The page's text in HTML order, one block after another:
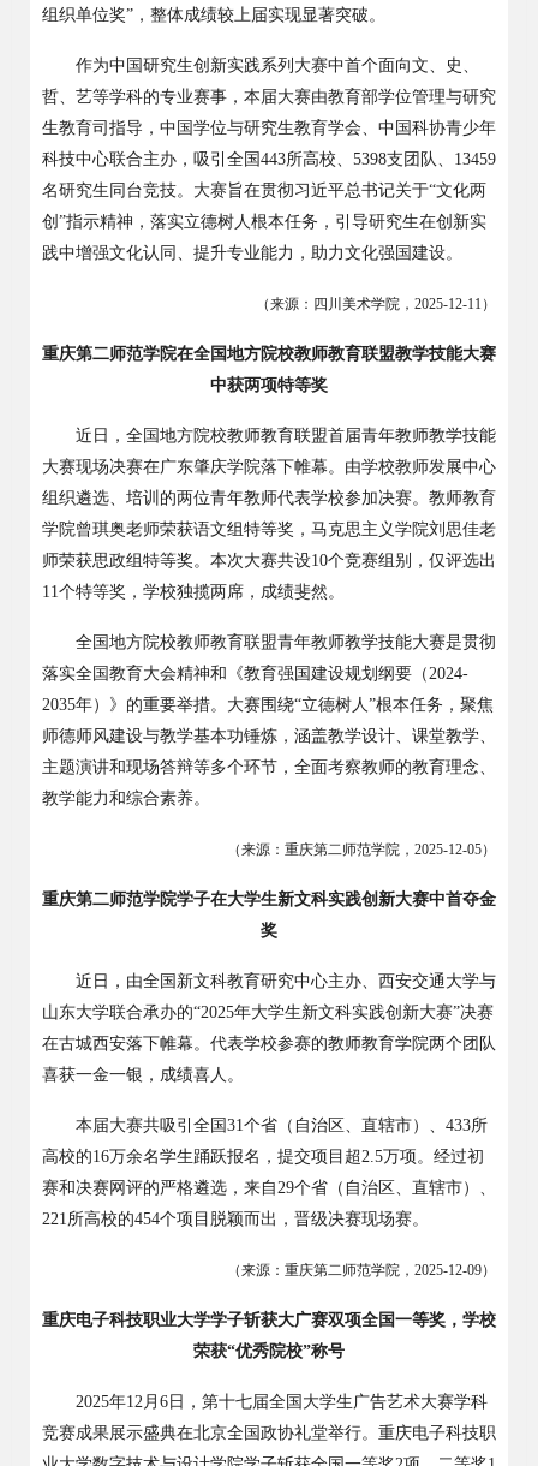
组织单位奖”，整体成绩较上届实现显著突破。
作为中国研究生创新实践系列大赛中首个面向文、史、
哲、艺等学科的专业赛事，本届大赛由教育部学位管理与研究
生教育司指导，中国学位与研究生教育学会、中国科协青少年
科技中心联合主办，吸引全国 443所高校、 5398支团队、 13459
名研究生同台竞技。大赛旨在贯彻习近平总书记关于“文化两
创”指示精神，落实立德树人根本任务，引导研究生在创新实
践中增强文化认同、提升专业能力，助力文化强国建设。
（来源：四川美术学院， 2025-12-11 ）
重庆第二师范学院在全国地方院校教师教育联盟教学技能大赛
中获两项特等奖
近日，全国地方院校教师教育联盟首届青年教师教学技能
大赛现场决赛在广东肇庆学院落下帷幕。由学校教师发展中心
组织遴选、培训的两位青年教师代表学校参加决赛。教师教育
学院曾琪奥老师荣获语文组特等奖，马克思主义学院刘思佳老
师荣获思政组特等奖。本次大赛共设10个竞赛组别，仅评选出
11个特等奖，学校独揽两席，成绩斐然。
全国地方院校教师教育联盟青年教师教学技能大赛是贯彻
落实全国教育大会精神和《教育强国建设规划纲要（2024-
2035年）》的重要举措。大赛围绕“立德树人”根本任务，聚焦
师德师风建设与教学基本功锤炼，涵盖教学设计、课堂教学、
主题演讲和现场答辩等多个环节，全面考察教师的教育理念、
教学能力和综合素养。
（来源：重庆第二师范学院， 2025-12-05）
重庆第二师范学院学子在大学生新文科实践创新大赛中首夺金
奖
近日，由全国新文科教育研究中心主办、西安交通大学与
山东大学联合承办的“2025年大学生新文科实践创新大赛”决赛
在古城西安落下帷幕。代表学校参赛的教师教育学院两个团队
喜获一金一银，成绩喜人。
本届大赛共吸引全国 31个省（自治区、直辖市）、 433所
高校的16万余名学生踊跃报名，提交项目超2.5万项。经过初
赛和决赛网评的严格遴选，来自29个省（自治区、直辖市）、
221所高校的454个项目脱颖而出，晋级决赛现场赛。
（来源：重庆第二师范学院， 2025-12-09）
重庆电子科技职业大学学子斩获大广赛双项全国一等奖，学校
荣获“优秀院校”称号
2025年12月 6 日，第十七届全国大学生广告艺术大赛学科
竞赛成果展示盛典在北京全国政协礼堂举行。重庆电子科技职